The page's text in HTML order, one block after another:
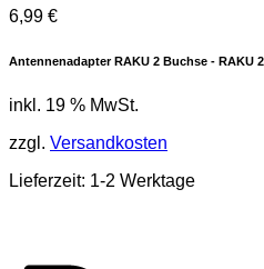
6,99 €
Antennenadapter RAKU 2 Buchse - RAKU
inkl. 19 % MwSt.
zzgl. Versandkosten
Lieferzeit: 1-2 Werktage